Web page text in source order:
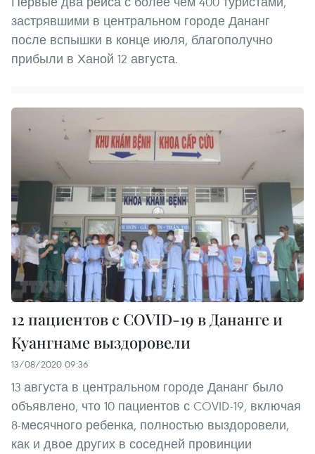
застрявшими в центральном городе Дананг
после вспышки в конце июля, благополучно
прибыли в Ханой 12 августа.
12 пациентов с COVID-19 в Дананге и
Куангнаме выздоровели
13/08/2020 09:36
13 августа в центральном городе Дананг было
объявлено, что 10 пациентов с COVID-19, включая
8-месячного ребенка, полностью выздоровели,
как и двое других в соседней провинции